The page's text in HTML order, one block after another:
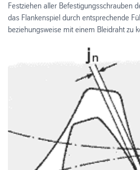
Festziehen aller Befestigungsschrauben
das Flankenspiel durch entsprechende
beziehungsweise mit einem Bleidraht zu